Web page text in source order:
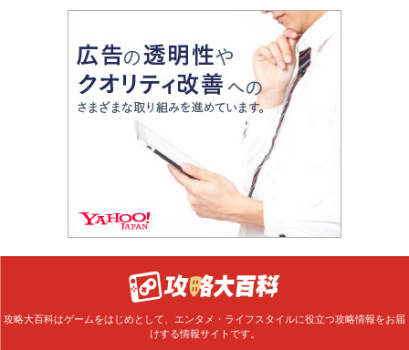
攻略大百科はゲームをはじめとして、エンタメ・ライフスタイルに役立つ攻略情報をお届
けする情報サイトです。